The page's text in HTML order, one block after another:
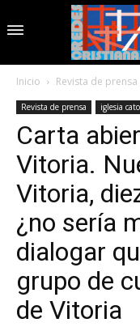
Inicio Revista de prensa
Revista de prensa iglesia
Carta
Vitoria.
Vitoria,
¿no sería
dialogar
grupo de
de Vitoria